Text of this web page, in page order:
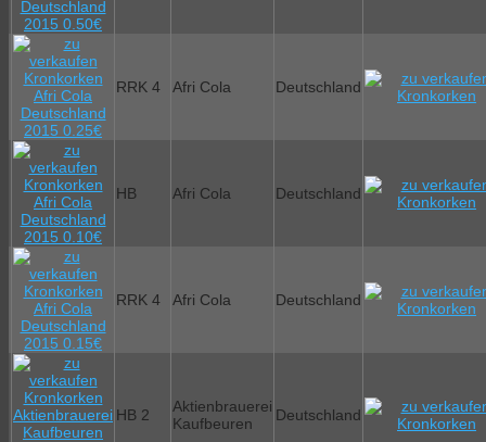
RRK 4 Afri Cola Deutschland
HB Afri Cola Deutschland
RRK 4 Afri Cola Deutschland
HB 2
Aktienbrauerei
Kaufbeuren
Deutschland